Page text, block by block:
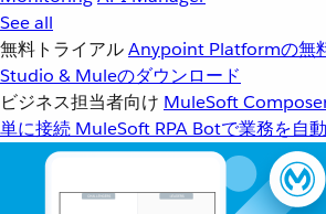
See all
無料トライアルAnypoint Platformの無
Studio & Muleのダウンロード
ビジネス担当者向け MuleSoft
単に接続 MuleSoft RPA Botで業務を自